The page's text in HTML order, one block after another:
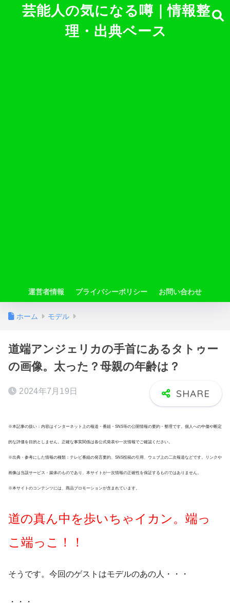
芸能人の気になる噂｜情報整
理・出典ベース
運営者情報 プライバシーポリシー お問い合わせ
ホーム モデル
道端アンジェリカの手首にあるタトゥー
の画像。太った？母親の年齢は？
2024年7月19日
※本記事の扱い：内容はインターネット上の報道・番組・SNS等の公開情報の要約・整理です。個人への中傷や断定
的な評価を目的としません。正確な事実関係は各公式発表や一次情報でご確認ください。
※出典・参考にした情報の種類：テレビ番組の発言要約、SNS投稿の引用、ウェブ上の二次報道などです。リンクや
画像は当該サービス・媒体のものであり、本サイトが一次情報の正確性を保証するものではありません。
※本サイトのコンテンツには、商品プロモーションが含まれています。
道の真ん中を歩いちゃイカン。端っ
こ端っこ！！
そうです。 今回のゲストはモデルのあの人・・・